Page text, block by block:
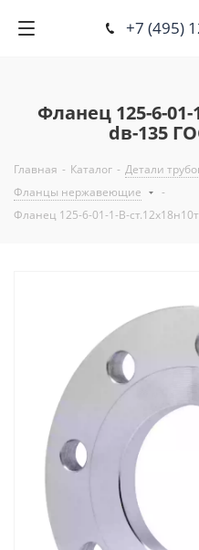
+7 (495)
Фланец 125-6-01-
dв-135
Главная - Каталог - Детали
Фланцы нержавеющие
-
Фланец 125-6-01-1-В-